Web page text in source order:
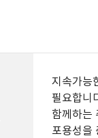
지속가능
필요합니
함께하는
포용성을